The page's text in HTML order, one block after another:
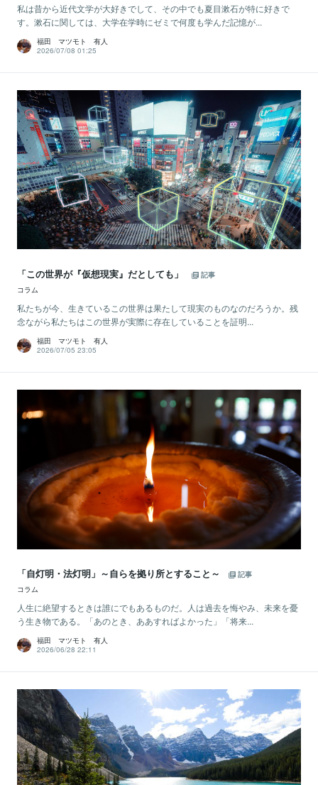
私は昔から近代文学が大好きでして、その中でも夏目漱石が特に好きで
す。漱石に関しては、大学在学時にゼミで何度も学んだ記憶が...
福田 マツモト 有人
2026/07/08 01:25
「この世界が『仮想現実』だとしても」
記事
コラム
私たちが今、生きているこの世界は果たして現実のものなのだろうか。残
念ながら私たちはこの世界が実際に存在していることを証明...
福田 マツモト 有人
2026/07/05 23:05
「自灯明・法灯明」～自らを拠り所とすること～
記事
コラム
人生に絶望するときは誰にでもあるものだ。人は過去を悔やみ、未来を憂
う生き物である。「あのとき、ああすればよかった」「将来...
福田 マツモト 有人
2026/06/28 22:11